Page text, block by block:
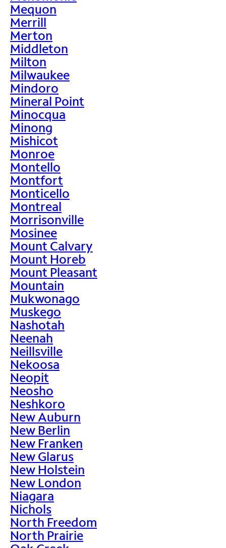
Mequon
Merrill
Merton
Middleton
Milton
Milwaukee
Mindoro
Mineral Point
Minocqua
Minong
Mishicot
Monroe
Montello
Montfort
Monticello
Montreal
Morrisonville
Mosinee
Mount Calvary
Mount Horeb
Mount Pleasant
Mountain
Mukwonago
Muskego
Nashotah
Neenah
Neillsville
Nekoosa
Neopit
Neosho
Neshkoro
New Auburn
New Berlin
New Franken
New Glarus
New Holstein
New London
Niagara
Nichols
North Freedom
North Prairie